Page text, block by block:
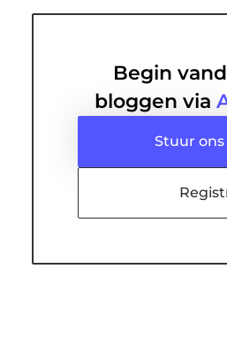
Begin
bloggen via
Stuur